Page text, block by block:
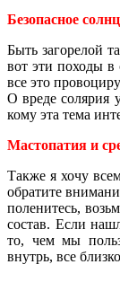
Безопасное
Быть загорелой
вот эти походы в
все это
О вреде солярия
кому эта тема
Мастопатия и
Также я хочу
обратите
поленитесь,
состав. Если
то, чем мы
внутрь, все